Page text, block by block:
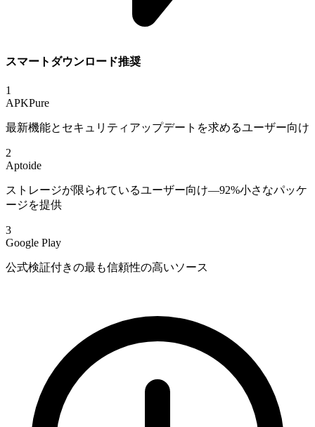
スマートダウンロード推奨
1
APKPure
最新機能とセキュリティアップデートを求めるユーザー向け
2
Aptoide
ストレージが限られているユーザー向け—92%小さなパッケ
ージを提供
3
Google Play
公式検証付きの最も信頼性の高いソース